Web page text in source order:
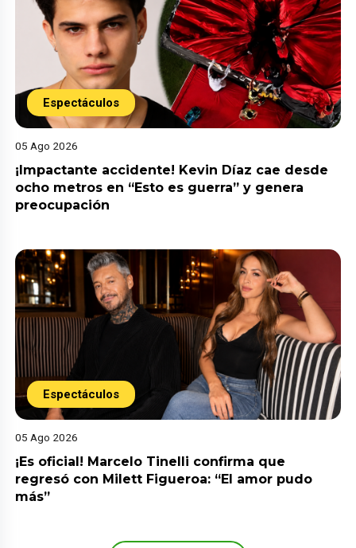
Espectáculos
05 Ago 2026
¡Impactante accidente! Kevin Díaz cae desde
ocho metros en “Esto es guerra” y genera
preocupación
Espectáculos
05 Ago 2026
¡Es oficial! Marcelo Tinelli confirma que
regresó con Milett Figueroa: “El amor pudo
más”